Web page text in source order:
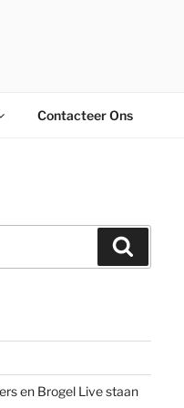
Contacteer Ons
en Brogel Live staan